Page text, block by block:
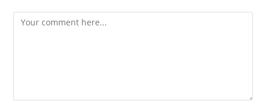
Comment